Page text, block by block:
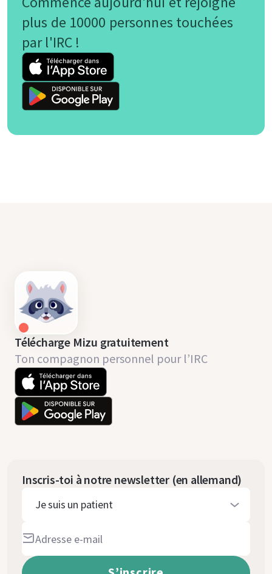
plus de 10000 personnes touchées
par l'IRC !
Télécharge Mizu gratuitement
Ton compagnon personnel pour l’IRC
Inscris-toi à notre newsletter (en allemand)
Je suis un patient